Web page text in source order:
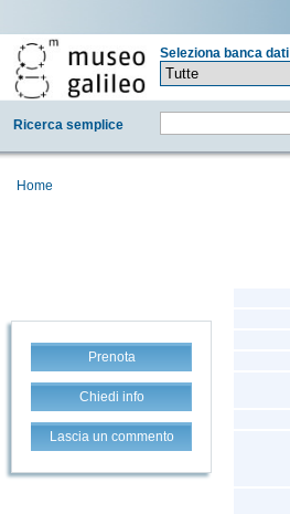
Seleziona banca dati
Ricerca semplice
Home
Prenota
Chiedi info
Lascia un commento